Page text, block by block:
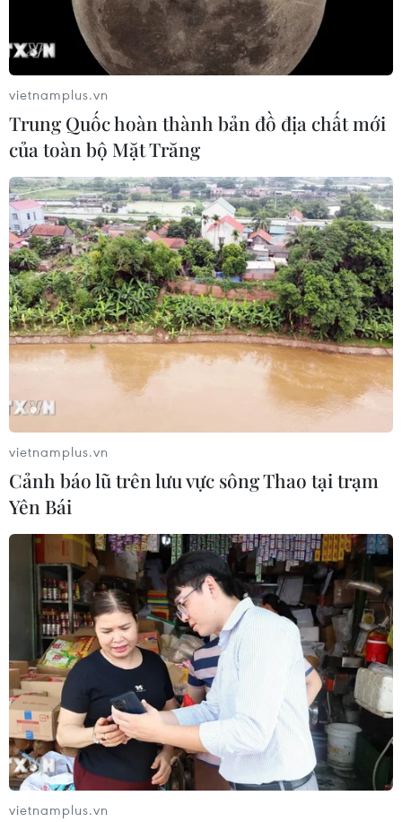
vietnamplus.vn
Trung Quốc hoàn thành bản đồ địa chất mới
của toàn bộ Mặt Trăng
vietnamplus.vn
Cảnh báo lũ trên lưu vực sông Thao tại trạm
Yên Bái
vietnamplus.vn